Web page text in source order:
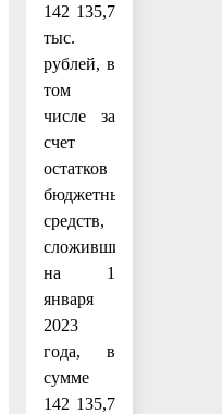
142 135,7
тыс.
рублей, в
том
числе за
счет
остатков
бюджетных
средств,
сложившихся
на 1
января
2023
года, в
сумме
142 135,7